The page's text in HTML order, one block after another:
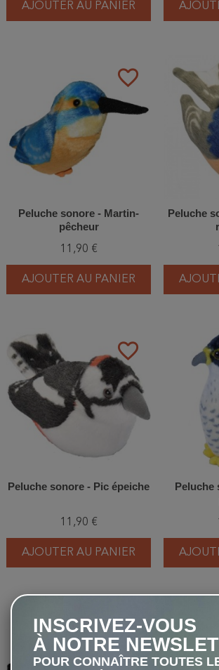
AJOUTER AU PANIER
favorite_border
Peluche sonore - Martin-
pêcheur
11,90 €
AJOUTER AU PANIER
Peluche
favorite_border
Peluche sonore - Pic épeiche
11,90 €
AJOUTER AU PANIER
Peluche
favorite_border
INSCRIVEZ-VOUS
À NOTRE
POUR CONNAÎTRE TOUTES